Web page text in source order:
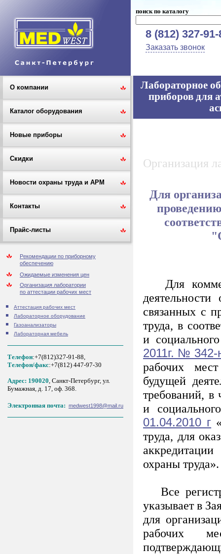
поиск по каталогу
8 (812) 327-91-
Заказать звонок
О компании
Каталог оборудования
Новые приборы
Скидки
Новости охраны труда и АРМ
Контакты
Прайс-листы
Рекомендации по приборному
обеспечению
Ожидаемые изменения цен
Организация лаборатории
по аттестации рабочих мест
Аттестация рабочих мест
Лабораторное оборудование
Газоанализаторы
Лабораторная мебель
Телефон:+7(812)327-91-88,
Tелефон/факс:+7(812) 447-97-30
Адрес: 190020, Санкт-Петербург, ул.
Бумажная, д. 17, оф. 368.
Электронная почта: medwest1998@mail.ru
Лабораторное
приборов для
Организация
Для
Для
связанных с
труда, в
и
2011г. № 342-
рабочих
будущей
требований, в
и
01.04.2010 г
труда, для
охраны
Все
указывает в
для
рабочих